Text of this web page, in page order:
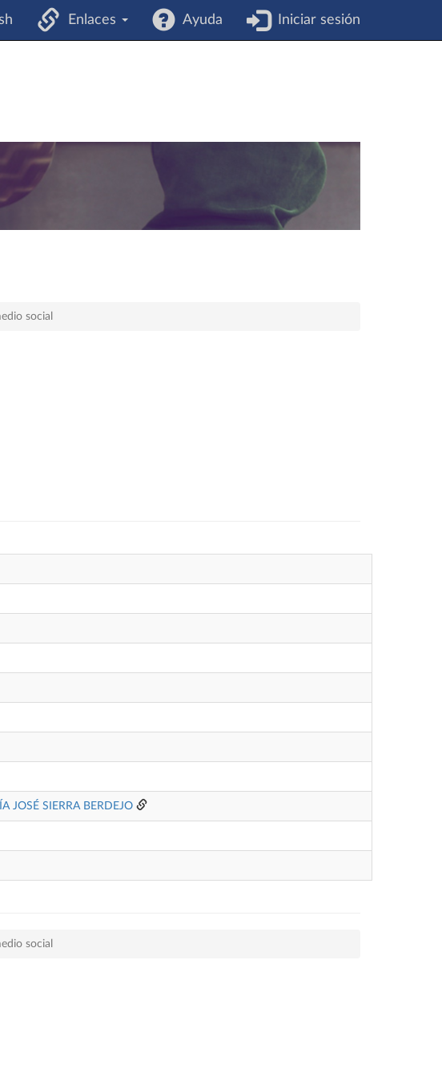
Enlaces Ayuda Iniciar sesión
social
JOSÉ SIERRA BERDEJO
social